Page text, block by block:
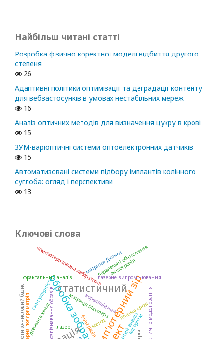
Найбільш читані статті
Розробка фізично коректної моделі відбиття другого
степеня
26
Адаптивні політики оптимізації та деградації контенту
для вебзастосунків в умовах нестабільних мереж
16
Аналіз оптичних методів для визначення цукру в крові
15
ЗУМ-варіоптичні системи оптоелектронних датчиків
15
Автоматизовані системи підбору імплантів колінного
суглоба: огляд і перспективи
13
Ключові слова
обробка зображенькомп’ютерний зір
статистичний
кореляційний
фільтрація
розпізнавання образів
лазерне випромінювання
матриця Мюллера
комп’ютеризована лабораторія
фрактальний аналіз
плазма крові
алгоритм
лазер
довжина хвилі метод
паралельні обчислення
матриця Джонса
лазерна поляриметрія
анізотропія
сингулярність математичне моделювання
теоретико-числовий базис